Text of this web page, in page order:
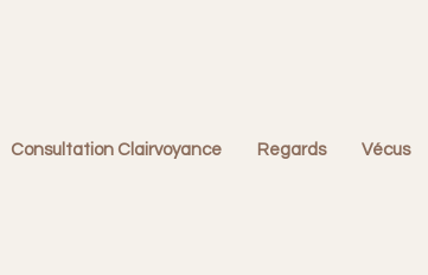
Consultation Clairvoyance Regards Vécus